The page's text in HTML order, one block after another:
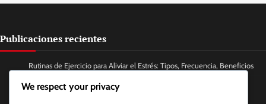
Publicaciones recientes
Rutinas de Ejercicio para Aliviar el Estrés: Tipos, Frecuencia, Beneficios
Técnicas de Masaje de Mandíbula para Alivio de la Tensión: Métodos,
We respect your privacy